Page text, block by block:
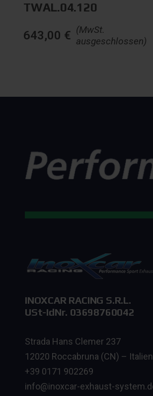
TWAL.04.120
(MwSt.
ausgeschlossen)
643,00 €
INOXCAR RACING S.R.L.
USt-IdNr. 03698760042
Strada Hans Clemer 237
12020 Roccabruna (CN) – Italien
+39 0171 902269
info@inoxcar-exhaust-